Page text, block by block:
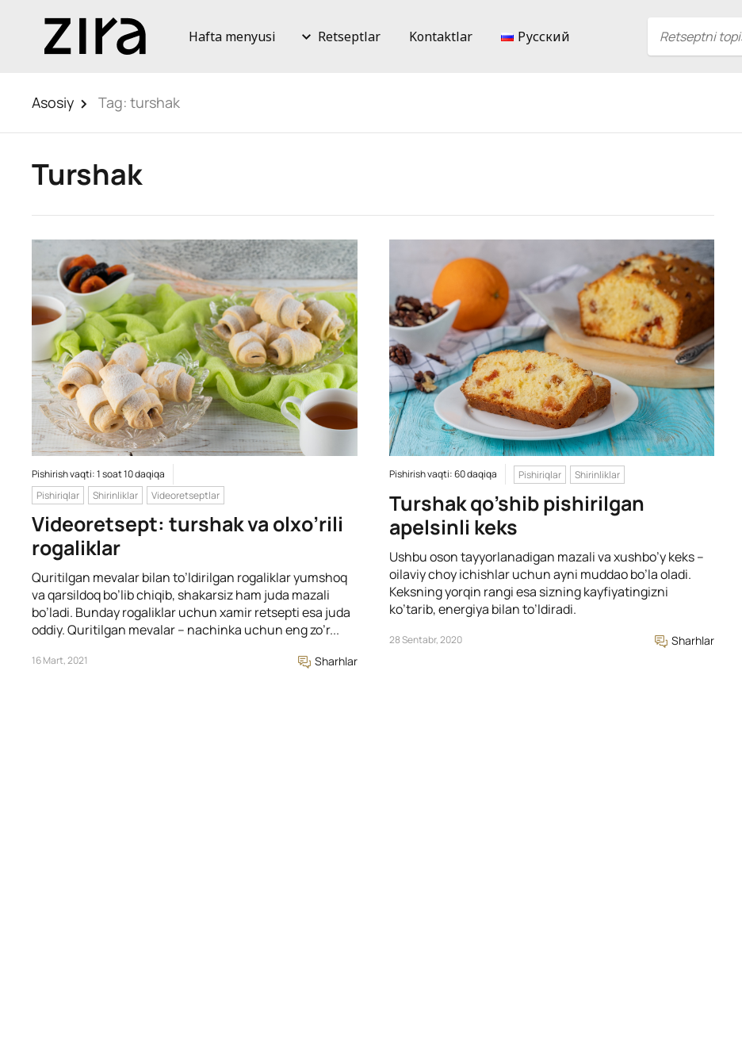
Hafta menyusi Retseptlar Kontaktlar Русский
Asosiy Tag: turshak
Turshak
Pishirish vaqti: 1 soat 10 daqiqa
Pishiriqlar
Shirinliklar Videoretseptlar
Videoretsept: turshak va olxo’rili
rogaliklar
Quritilgan mevalar bilan to’ldirilgan rogaliklar yumshoq
va qarsildoq bo’lib chiqib, shakarsiz ham juda mazali
bo’ladi. Bunday rogaliklar uchun xamir retsepti esa juda
oddiy. Quritilgan mevalar – nachinka uchun eng zo’r...
16 Mart, 2021 Sharhlar
Pishirish vaqti: 60 daqiqa Pishiriqlar Shirinliklar
Turshak qo’shib pishirilgan
apelsinli keks
Ushbu oson tayyorlanadigan mazali va xushbo’y keks –
oilaviy choy ichishlar uchun ayni muddao bo’la oladi.
Keksning yorqin rangi esa sizning kayfiyatingizni
ko’tarib, energiya bilan to’ldiradi.
28 Sentabr, 2020 Sharhlar